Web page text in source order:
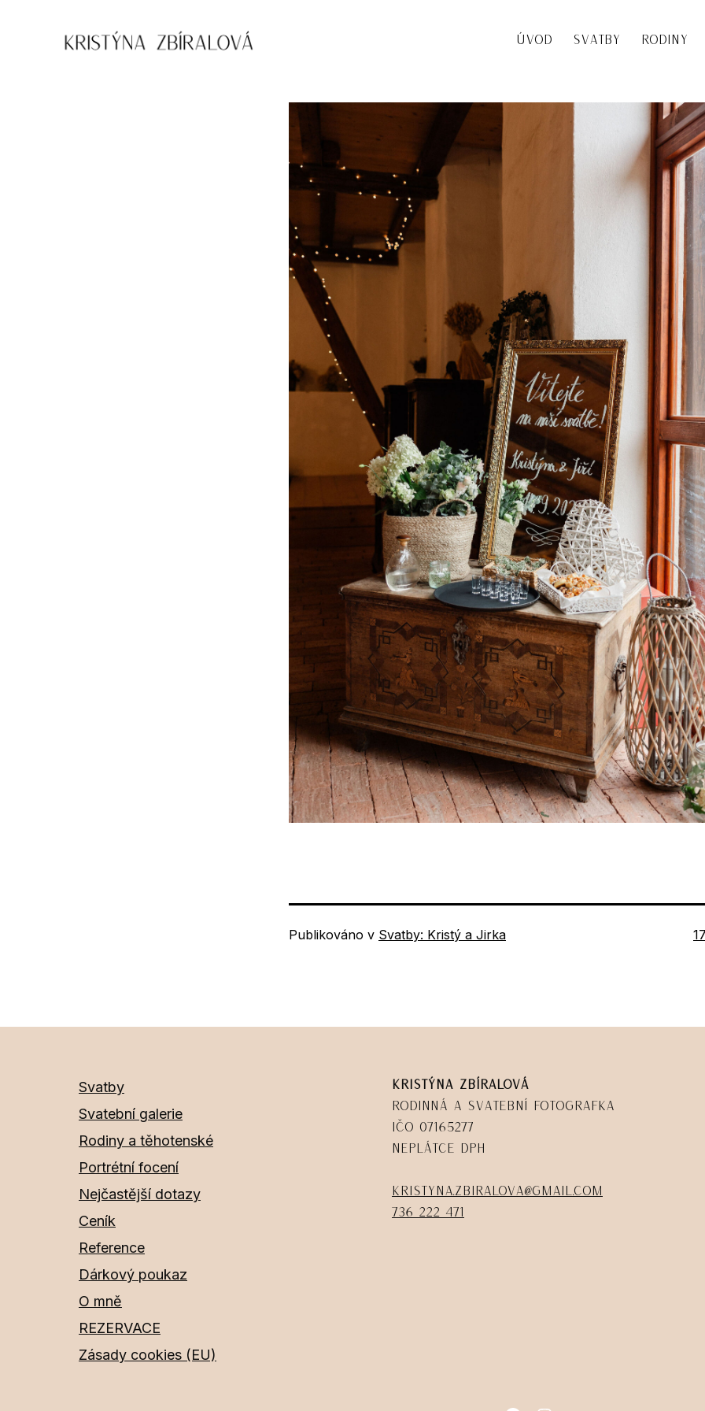
ÚVOD SVATBY RODINY
Publikováno v Svatby: Kristý a Jirka
Svatby
Svatební galerie
Rodiny a těhotenské
Portrétní focení
Nejčastější dotazy
Ceník
Reference
Dárkový poukaz
O mně
REZERVACE
Zásady cookies (EU)
Kristýna Zbíralová
Rodinná a svatební fotografka
IČO 07165277
Neplátce DPH
kristyna.zbiralova@gmail.com
736 222 471